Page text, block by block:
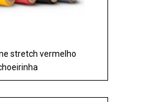
stretch vermelho